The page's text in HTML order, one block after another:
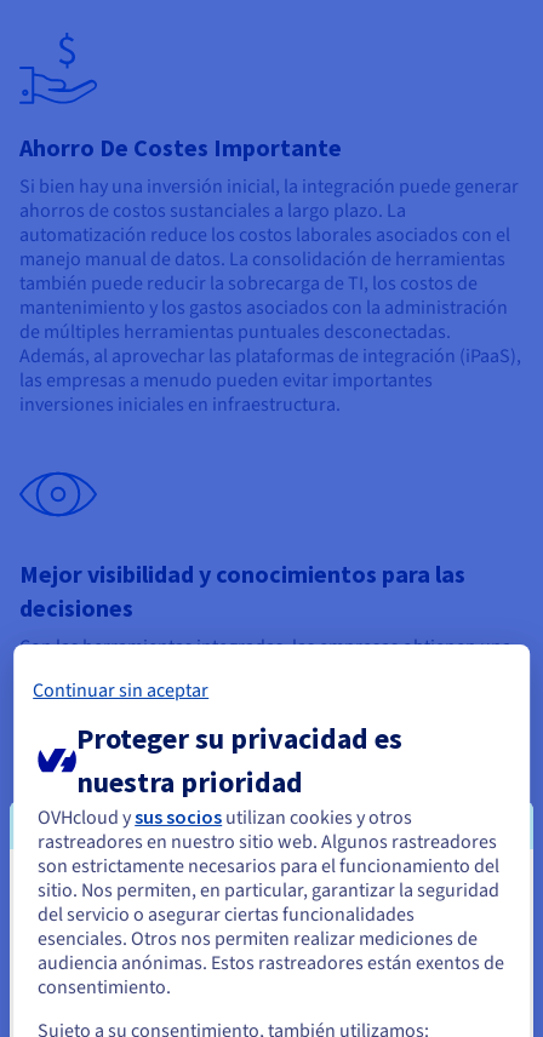
Ahorro De Costes Importante
Si bien hay una inversión inicial, la integración puede generar
ahorros de costos sustanciales a largo plazo. La
automatización reduce los costos laborales asociados con el
manejo manual de datos. La consolidación de herramientas
también puede reducir la sobrecarga de TI, los costos de
mantenimiento y los gastos asociados con la administración
de múltiples herramientas puntuales desconectadas.
Además, al aprovechar las plataformas de integración (iPaaS),
las empresas a menudo pueden evitar importantes
inversiones iniciales en infraestructura.
Mejor visibilidad y conocimientos para las
decisiones
Con las herramientas integradas, las empresas obtienen una
Los datos de varias fuentes (ventas, marketing, servicios,
información más profunda que impulsa la toma de decisiones
más estratégica e informada. El flujo de datos en tiempo real
permite a los gerentes monitorear los indicadores clave de
performance (KPIs, Key Performance Indicators ) con
precisión y abordar proactivamente los problemas u
oportunidades.
Parece que está ubicado en Estados
Unidos
Si quiere hacer un pedido desde Estados Unidos, deberá buscar
el sitio web adecuado y crear una cuenta.
Continuar sin aceptar
Proteger su privacidad es
nuestra prioridad
OVHcloud ysus socios utilizan cookies y otros
rastreadores en nuestro sitio web. Algunos rastreadores
son estrictamente necesarios para el funcionamiento del
sitio. Nos permiten, en particular, garantizar la seguridad
del servicio o asegurar ciertas funcionalidades
esenciales. Otros nos permiten realizar mediciones de
audiencia anónimas. Estos rastreadores están exentos de
consentimiento.
Sujeto a su consentimiento, también utilizamos: